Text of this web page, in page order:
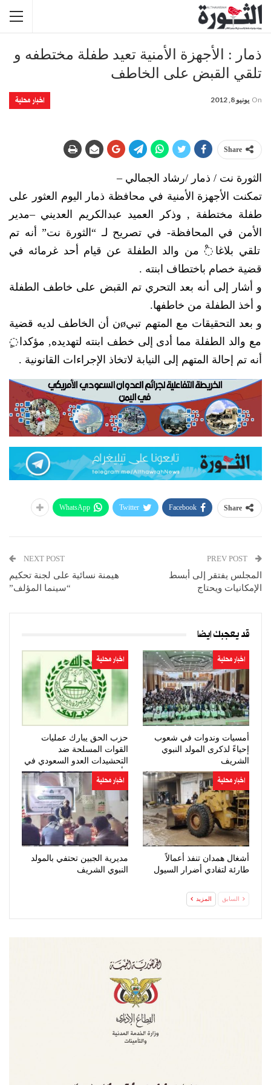
ذمار : الأجهزة الأمنية تعيد طفلة مختطفه و
تلقي القبض على الخاطف
اخبار محلية On يونيو 8, 2012
Share
الثورة نت / ذمار /رشاد الجمالي –
تمكنت الأجهزة الأمنية في محافظة ذمار اليوم العثور على
طفلة مختطفة , وذكر العميد عبدالكريم العديني –مدير
الأمن في المحافظة- في تصريح لـ “الثورة نت” أنه تم
تلقي بلاغا◌ْ من والد الطفلة عن قيام أحد غرمائه في
قضية خصام باختطاف ابنته .
و أشار إلى أنه بعد التحري تم القبض على خاطف الطفلة
و أخذ الطفلة من خاطفها.
و بعد التحقيقات مع المتهم تبيøن أن الخاطف لديه قضية
مع والد الطفلة مما أدى إلى خطف ابنته لتهديده, مؤكدا◌ٍ
أنه تم إحالة المتهم إلى النيابة لاتخاذ الإجراءات القانونية .
Share
Facebook
Twitter
WhatsApp
المجلس يفتقر إلى أبسط
الإمكانيات ويحتاج
NEXT POST
هيمنة نسائية على لجنة تحكيم
“سينما المؤلف”
قد يعجبك ايضا
اخبار محلية
أمسيات وندوات في شعوب
إحياءً لذكرى المولد النبوي
الشريف
اخبار محلية
حزب الحق يبارك عمليات
القوات المسلحة ضد
التحشيدات العدو السعودي في
مأرب وحضرموت
اخبار محلية
أشغال همدان تنفذ أعمالاً
طارئة لتفادي أضرار السيول
اخبار محلية
مديرية الجبين تحتفي بالمولد
النبوي الشريف
السابق المزيد